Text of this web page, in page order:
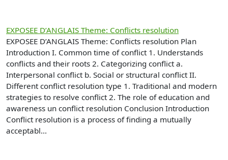
EXPOSEE D’ANGLAIS Theme: Conflicts resolution
EXPOSEE D’ANGLAIS Theme: Conflicts resolution Plan
Introduction I. Common time of conflict 1. Understands
conflicts and their roots 2. Categorizing conflict a.
Interpersonal conflict b. Social or structural conflict II.
Different conflict resolution type 1. Traditional and modern
strategies to resolve conflict 2. The role of education and
awareness un conflict resolution Conclusion Introduction
Conflict resolution is a process of finding a mutually
acceptabl...